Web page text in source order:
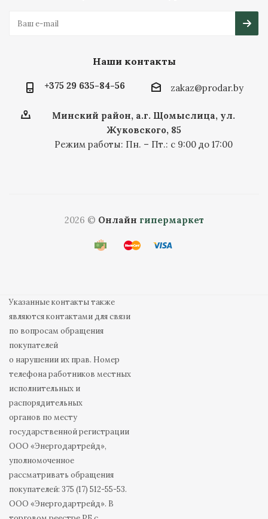
Наши контакты
+375 29 635-84-56 zakaz@prodar.by
Минский район, а.г. Щомыслица, ул.
Жуковского, 85
Режим работы: Пн. – Пт.: с 9:00 до 17:00
2026 © Онлайн гипермаркет
Указанные контакты также
являются контактами для связи
по вопросам обращения
покупателей
о нарушении их прав. Номер
телефона работников местных
исполнительных и
распорядительных
органов по месту
государственной регистрации
ООО «Энергодартрейд»,
уполномоченное
рассматривать обращения
покупателей: 375 (17) 512-55-53.
ООО «Энергодартрейд». В